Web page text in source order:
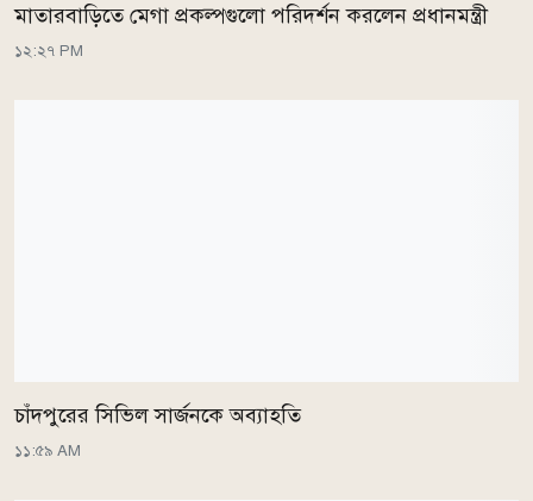
মাতারবাড়িতে মেগা প্রকল্পগুলো পরিদর্শন করলেন প্রধানমন্ত্রী
১২:২৭ PM
চাঁদপুরের সিভিল সার্জনকে অব্যাহতি
১১:৫৯ AM